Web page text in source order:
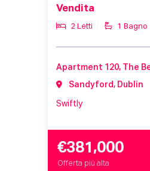
Vendita
2 Letti 1 Bagno
Sandyford, Dublin
Swiftly
€381,000
Offerta più alta